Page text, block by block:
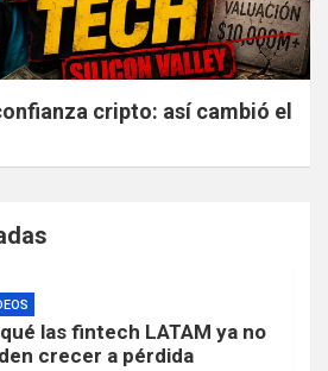
cripto: así cambió el
las fintech LATAM ya no
crecer a pérdida